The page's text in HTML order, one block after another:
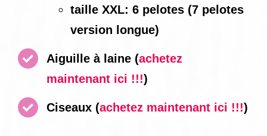
taille XXL: 6 pelotes (7 pelotes
version longue)
Aiguille à laine (achetez
maintenant ici !!!)
Ciseaux (achetez maintenant ici !!!)